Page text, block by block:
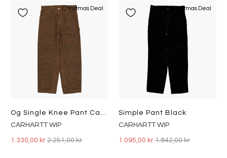
Christmas Deal
CARHARTT WIP
1.330,00 kr2.251,00 kr
Christmas Deal
Simple Pant Black
CARHARTT WIP
1.095,00 kr 1.842,00 kr